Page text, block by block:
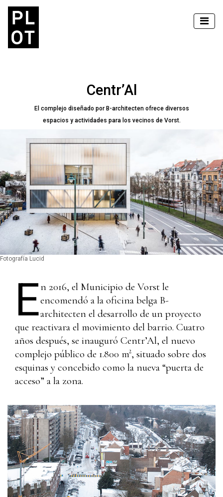
Centr’Al
El complejo diseñado por B-architecten ofrece diversos
espacios y actividades para los vecinos de Vorst.
Fotografía Lucid
En 2016, el Municipio de Vorst le
encomendó a la oficina belga B-
architecten el desarrollo de un proyecto
que reactivara el movimiento del barrio. Cuatro
años después, se inauguró Centr’Al, el nuevo
complejo público de 1.800 m², situado sobre dos
esquinas y concebido como la nueva “puerta de
acceso” a la zona.